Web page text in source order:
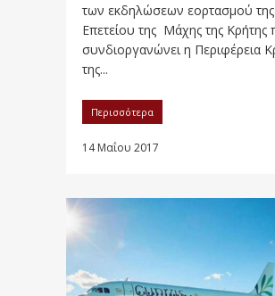
των εκδηλώσεων εορτασμού
Επετείου της Μάχης της Κρήτης
συνδιοργανώνει η Περιφέρεια
της...
Περισσότερα
14 Μαΐου 2017